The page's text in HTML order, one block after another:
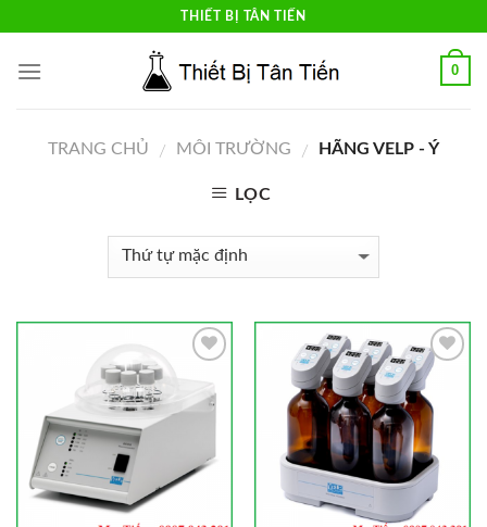
content
THIẾT BỊ TÂN TIẾN
0
TRANG CHỦ / MÔI TRƯỜNG / HÃNG VELP - Ý
LỌC
Wishlist
Add to
Wishlist